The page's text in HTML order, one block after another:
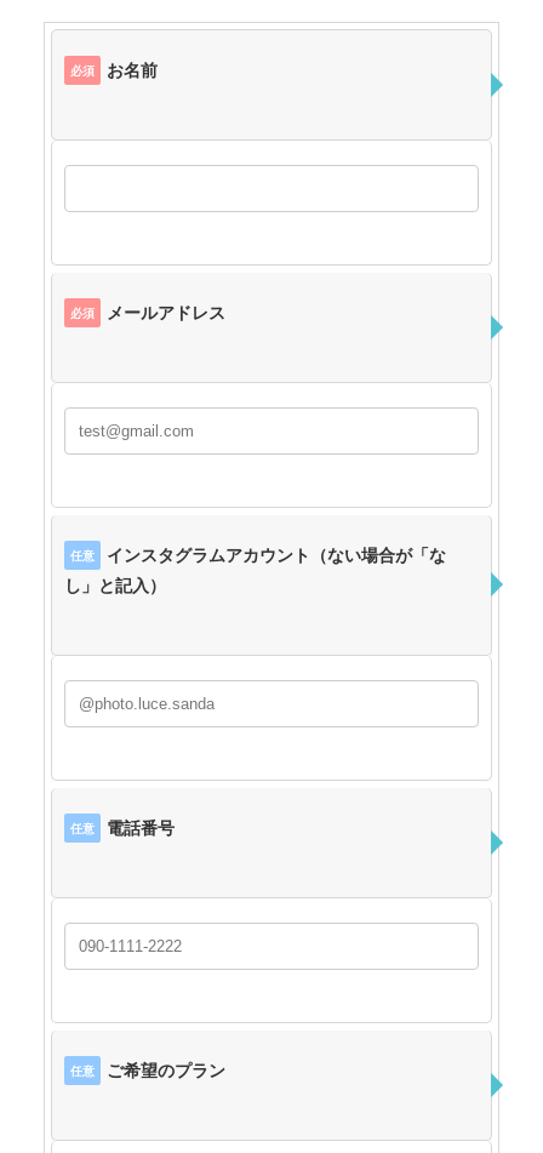
必須 お名前
必須 メールアドレス
任意
インスタグラムアカウント（ない場合が「な
し」と記入）
任意 電話番号
任意 ご希望のプラン